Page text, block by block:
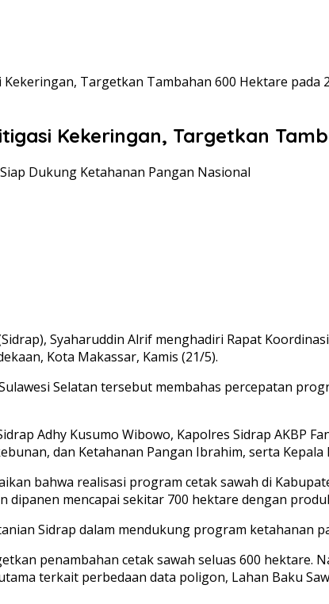
Targetkan Tambahan 600 Hektare pada
Kekeringan, Targetkan
Dukung Ketahanan Pangan Nasional
Syaharuddin Alrif menghadiri Rapat
Kota Makassar, Kamis (21/5).
Selatan tersebut membahas percepatan
Adhy Kusumo Wibowo, Kapolres Sidrap AKBP
dan Ketahanan Pangan Ibrahim, serta Kepala
bahwa realisasi program cetak sawah di
dipanen mencapai sekitar 700 hektare dengan
Sidrap dalam mendukung program ketahanan
penambahan cetak sawah seluas 600 hektare.
terkait perbedaan data poligon, Lahan Baku